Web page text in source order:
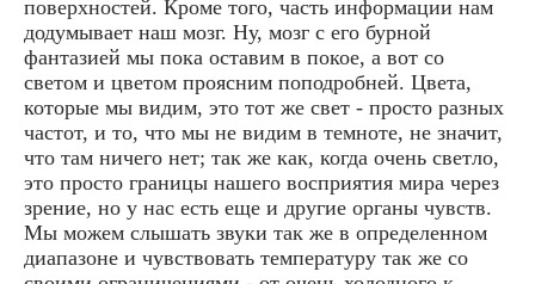
поверхностей. Кроме того, часть информации нам
додумывает наш мозг. Ну, мозг с его бурной
фантазией мы пока оставим в покое, а вот со
светом и цветом проясним поподробней. Цвета,
которые мы видим, это тот же свет - просто разных
частот, и то, что мы не видим в темноте, не значит,
что там ничего нет; так же как, когда очень светло,
это просто границы нашего восприятия мира через
зрение, но у нас есть еще и другие органы чувств.
Мы можем слышать звуки так же в определенном
диапазоне и чувствовать температуру так же со